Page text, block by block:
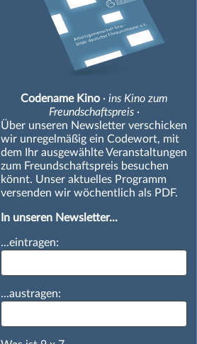
Codename Kino · ins Kino zum
Freundschaftspreis ·
Über unseren Newsletter verschicken
wir unregelmäßig ein Codewort, mit
dem Ihr ausgewählte Veranstaltungen
zum Freundschaftspreis besuchen
könnt. Unser aktuelles Programm
versenden wir wöchentlich als PDF.
In unseren Newsletter...
...eintragen:
...austragen: